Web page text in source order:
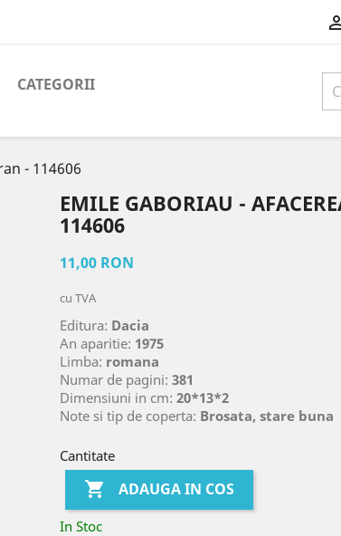
CATEGORII
- 114606
EMILE GABORIAU -
114606
11,00 RON
cu TVA
Editura: Dacia
An aparitie: 1975
Limba: romana
Numar de pagini: 381
Dimensiuni in cm: 20*13*2
Note si tip de coperta: Brosata, stare buna
Cantitate
 ADAUGA IN COS
In Stoc